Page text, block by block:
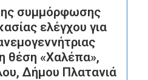
συμμόρφωσης
ελέγχου για
θέση «Χαλέπα»,
Δήμου Πλατανιά